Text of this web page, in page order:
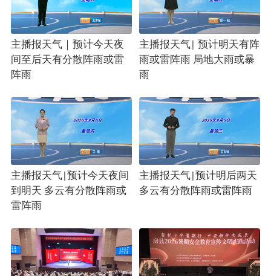
主播报天气｜预计今天夜
间至后天有分散阵雨或雷
阵雨
主播报天气| 预计明天有阵
雨或雷阵雨 局地大雨或暴
雨
主播报天气|预计今天夜间
到明天 多云有分散阵雨或
雷阵雨
主播报天气|预计明后两天
多云有分散阵雨或雷阵雨